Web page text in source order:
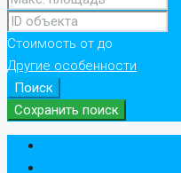
Стоимость от до
Другие особенности
Поиск
Сохранить поиск